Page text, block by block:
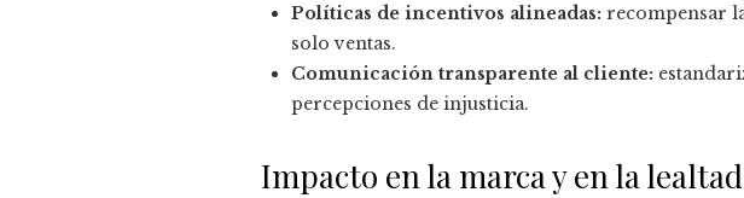
Políticas de incentivos alineadas: recompensar
solo ventas.
Comunicación transparente al cliente:
percepciones de injusticia.
Impacto en la marca y en la lealtad